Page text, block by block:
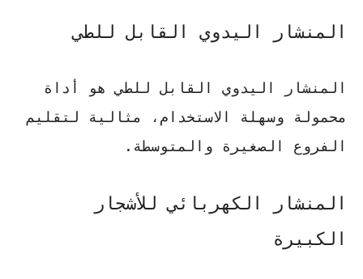
المنشار اليدوي القابل للطي
المنشار اليدوي القابل للطي هو أداة
محمولة وسهلة الاستخدام، مثالية لتقليم
الفروع الصغيرة والمتوسطة.
المنشار الكهربائي للأشجار
الكبيرة